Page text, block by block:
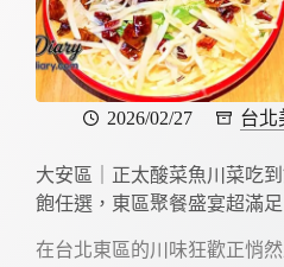
2026/02/27 台北
大安區｜正太酸菜魚川菜吃
飽任選，東區聚餐盛宴超滿足
在台北東區的川味狂歡正悄